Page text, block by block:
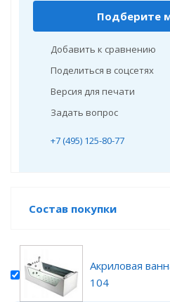
Подберите
Добавить к сравнению
Поделиться в соцсетях
Версия для печати
Задать вопрос
+7 (495) 125-80-77
Состав покупки
Акриловая
104